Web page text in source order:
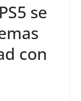
se
con